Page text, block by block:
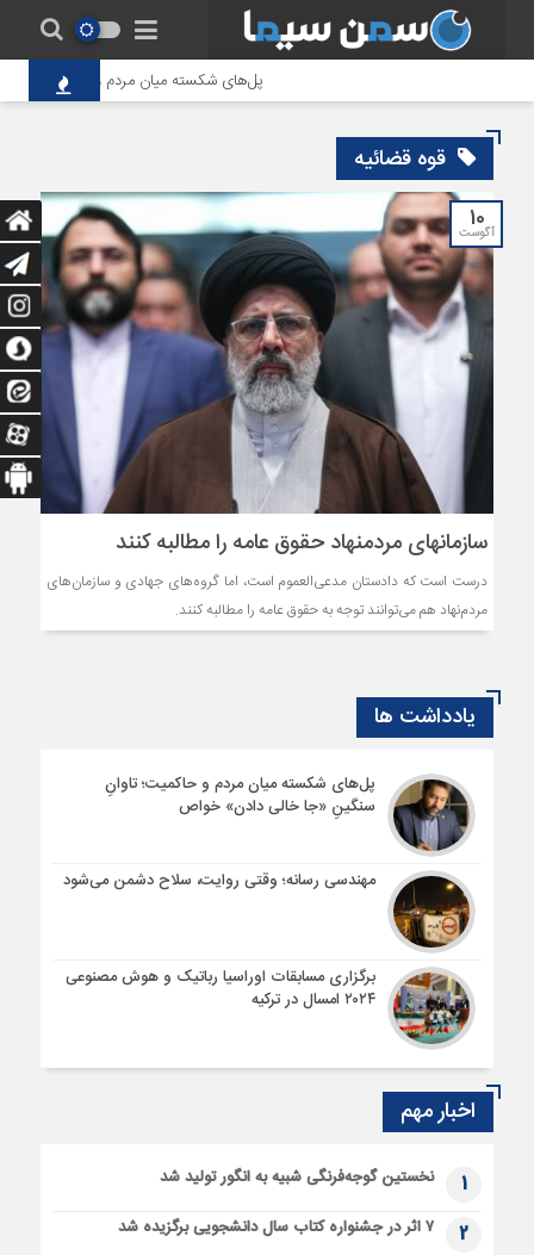
پل‌های شکسته میان مردم و حاکمیت؛
قوه قضائیه
10
آگوست
سازمان‎های مردم‎نهاد حقوق عامه را مطالبه کنند
درست است که دادستان مدعی‌العموم است، اما گروه‌های جهادی و سازمان‌های
مردم‌نهاد هم می‌توانند توجه به حقوق عامه را مطالبه کنند.
یادداشت ها
پل‌های شکسته میان مردم و حاکمیت؛ تاوانِ
سنگینِ «جا خالی دادن» خواص
مهندسی رسانه؛ وقتی روایت، سلاح دشمن می‌شود
برگزاری مسابقات اوراسیا رباتیک و هوش مصنوعی
۲۰۲۴ امسال در ترکیه
اخبار مهم
1 نخستین گوجه‌فرنگی شبیه به انگور تولید شد
2 ۷ اثر در جشنواره کتاب سال دانشجویی برگزیده شد